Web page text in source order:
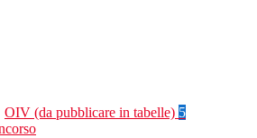
OIV (da pubblicare in tabelle) 5